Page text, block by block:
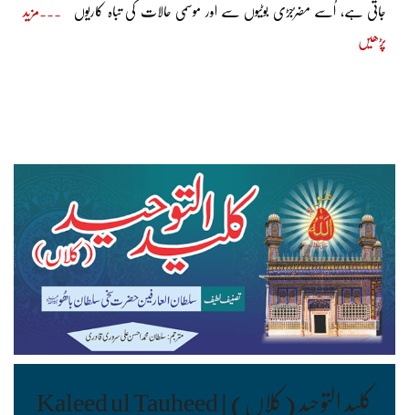
جاتی ہے، اُسے مضرُجڑی بوٹیوں سے اور موسمی حالات کی تباہ کاریوں مزید
پڑھیں
کلید التوحید (کلاں) | Kaleed ul Tauheed